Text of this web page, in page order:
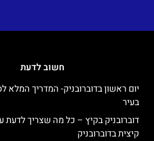
חשוב לדעת
יום ראשון בדוברובניק- המדריך המלא
בעיר
דוברובניק בקיץ – כל מה שצריך לדעת
קיצית בדוברובניק